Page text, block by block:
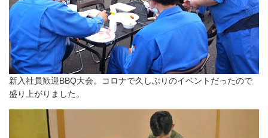
新入社員歓迎BBQ大会。コロナで久しぶりのイベントだったので
盛り上がりました。